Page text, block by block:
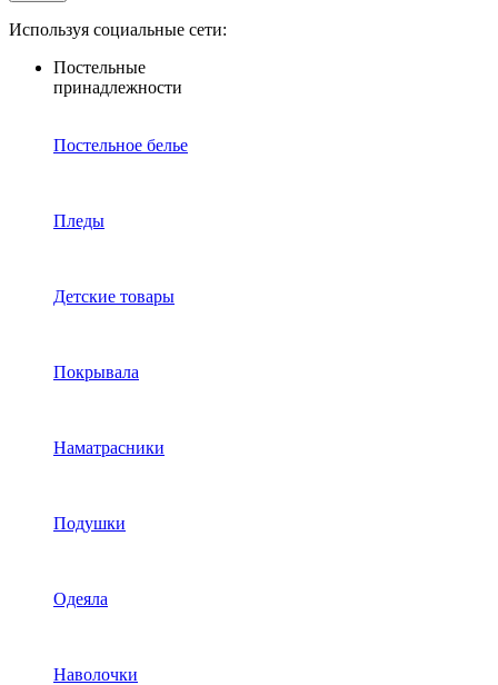
Используя социальные сети:
Постельные
принадлежности
Постельное белье
Пледы
Детские товары
Покрывала
Наматрасники
Подушки
Одеяла
Наволочки